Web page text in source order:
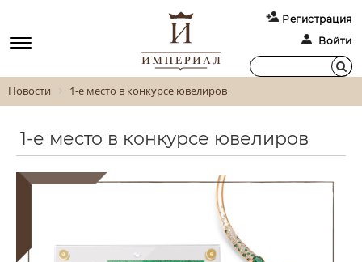
Регистрация
Войти
Новости 1-е место в конкурсе ювелиров
1-е место в конкурсе ювелиров